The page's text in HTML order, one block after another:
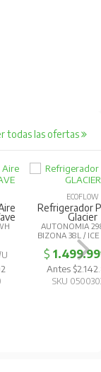
la ficha
todas las ofertas
U
ECOFLOW
Refrigerador
Glacier
AUTONOMIA
BIZONA 38L /
$
Antes
SKU